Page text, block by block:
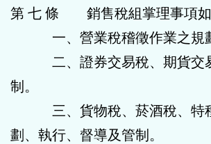
第 七 條 銷售稅組掌理事項如
一、營業稅稽徵作業之規
二、證券交易稅、期貨交易
制。
三、貨物稅、菸酒稅、特種
劃、執行、督導及管制。